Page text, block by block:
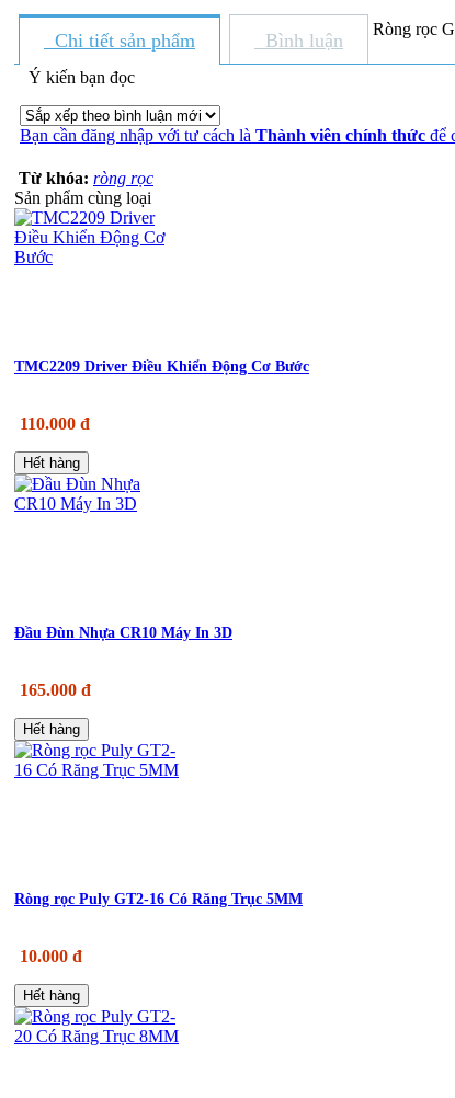
Chi tiết sản phẩm Bình luận
Ròng rọc
Ý kiến bạn đọc
Bạn cần đăng nhập với tư cách là Thành viên chính thức để
Từ khóa: ròng rọc
Sản phẩm cùng loại
TMC2209 Driver Điều Khiển Động Cơ Bước
110.000 đ
Hết hàng
Đầu Đùn Nhựa CR10 Máy In 3D
165.000 đ
Hết hàng
Ròng rọc Puly GT2-16 Có Răng Trục 5MM
10.000 đ
Hết hàng